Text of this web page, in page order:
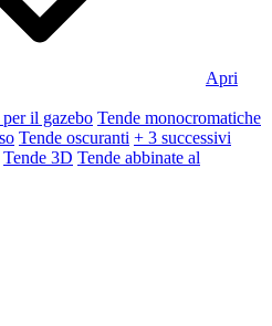
Apri
per il gazebo Tende monocromatiche
Tende oscuranti + 3 successivi
Tende 3D Tende abbinate al